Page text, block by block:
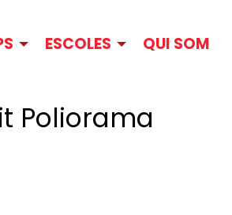
ESCOLES QUI SOM
Poliorama